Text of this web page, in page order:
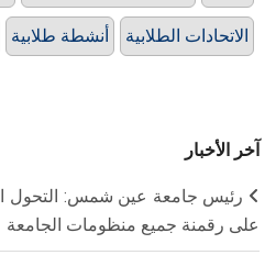
أنشطة طلابية الاتحادات الطلابية
آخر الأخبار
رئيس جامعة عين شمس: التحول
على رقمنة جميع منظومات الجامعة